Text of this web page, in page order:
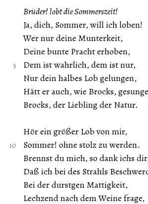
Brüder! lobt die Sommerszeit!
Ja, dich, Sommer, will ich loben!
Wer nur deine Munterkeit,
Deine bunte Pracht erhoben,
Dem ist wahrlich, dem ist nur,
Nur dein halbes Lob gelungen,
Hätt er auch, wie Brocks,
Brocks, der Liebling der Natur.
Hör ein größer Lob von mir,
Sommer! ohne stolz zu werden.
Brennst du mich, so dank ichs
Daß ich bei des Strahls
Bei der durstgen Mattigkeit,
Lechzend nach dem Weine frage,